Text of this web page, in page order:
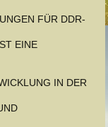
FÜR DDR-
EINE
IN DER